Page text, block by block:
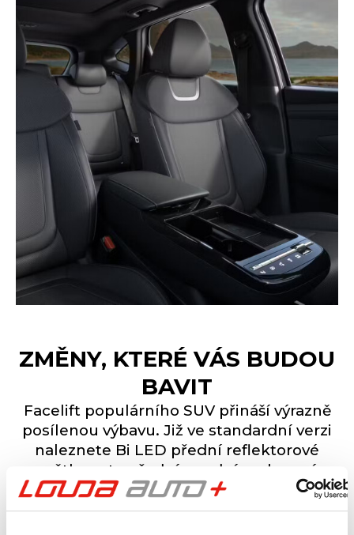
ZMĚNY, KTERÉ VÁS BUDOU
BAVIT
Facelift populárního SUV přináší výrazně
posílenou výbavu. Již ve standardní verzi
naleznete Bi LED přední reflektorové
světlomety, přední a zadní parkovací
senzory se zadní kamerou, inteligentní
klíč a také dříve zmiňovanou